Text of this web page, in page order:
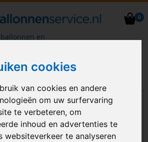
cookies
van cookies en andere
om uw surfervaring
te verbeteren, om
inhoud en advertenties te
websiteverkeer te analyseren
0
en